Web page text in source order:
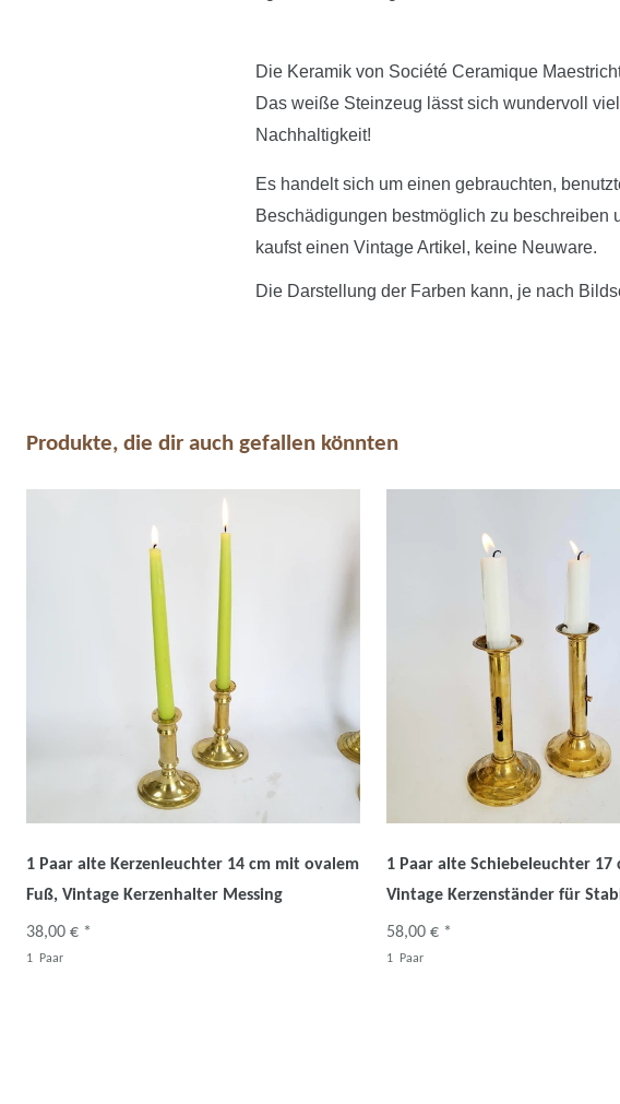
Die Keramik von Société Ceramique
Das weiße Steinzeug lässt sich wundervoll
Nachhaltigkeit!
Es handelt sich um einen gebrauchten,
Beschädigungen bestmöglich zu beschreiben
kaufst einen Vintage Artikel, keine Neuware.
Die Darstellung der Farben kann, je nach
Produkte, die dir auch gefallen könnten
1 Paar alte Kerzenleuchter 14 cm mit ovalem
Fuß, Vintage Kerzenhalter Messing
38,00 € *
1 Paar
1 Paar alte Schiebeleuchter 17
Vintage Kerzenständer für
58,00 € *
1 Paar